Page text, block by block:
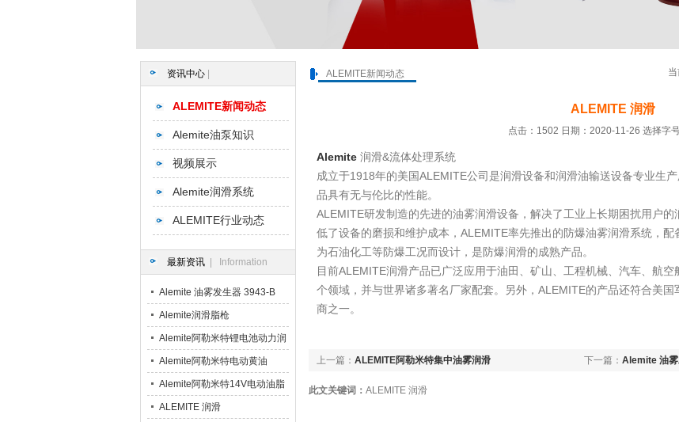
资讯中心
ALEMITE新闻动态
Alemite油泵知识
视频展示
Alemite润滑系统
ALEMITE行业动态
最新资讯 | Information
Alemite 油雾发生器 3943-B
3943-BC 3943-CB 3943-CC
3943-DD
Alemite润滑脂枪
Alemite阿勒米特锂电池动力润
滑脂枪
Alemite阿勒米特电动黄油
Alemite阿勒米特14V电动油脂
枪
ALEMITE 润滑
ALEMITE新闻动态 当
ALEMITE 润滑
点击：1502 日期：2020-11-26 选择字
Alemite 润滑&流体处理系统
成立于1918年的美国ALEMITE公司是润滑设备和润滑油输送设备专业生
品具有无与伦比的性能。
ALEMITE研发制造的先进的油雾润滑设备，解决了工业上长期困扰用户
低了设备的磨损和维护成本，ALEMITE率先推出的防爆油雾润滑系统，
为石油化工等防爆工况而设计，是防爆润滑的成熟产品。
目前ALEMITE润滑产品已广泛应用于油田、矿山、工程机械、汽车、航
个领域，并与世界诸多著名厂家配套。另外，ALEMITE的产品还符合美
商之一。
上一篇： ALEMITE阿勒米特集中油雾润滑 下一篇： Alemite 油
此文关键词： ALEMITE 润滑